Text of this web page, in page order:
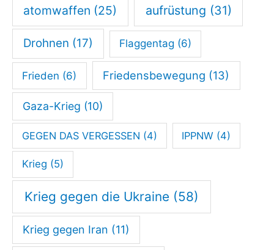
atomwaffen (25) aufrüstung (31)
Drohnen (17) Flaggentag (6)
Frieden (6) Friedensbewegung (13)
Gaza-Krieg (10)
GEGEN DAS VERGESSEN (4) IPPNW (4)
Krieg (5)
Krieg gegen die Ukraine (58)
Krieg gegen Iran (11)